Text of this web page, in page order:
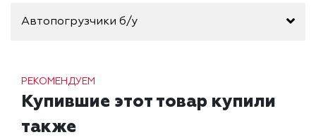
Автопогрузчики б/у
РЕКОМЕНДУЕМ
Купившие этот товар купили
также